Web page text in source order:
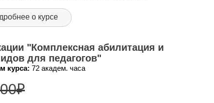
о курсе
"Комплексная абилитация и
для педагогов"
курса: 72 академ. часа
₽